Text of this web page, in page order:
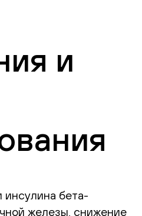
и
бета-
железы, снижение